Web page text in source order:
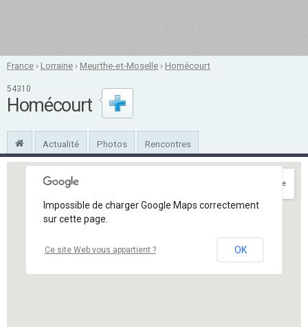
France ›Lorraine ›Meurthe-et-Moselle ›Homécourt
54310
Homécourt
Actualité Photos Rencontres
Impossible de charger Google Maps correctement
sur cette page.
Ce site Web vous appartient ? OK
Itinéraire